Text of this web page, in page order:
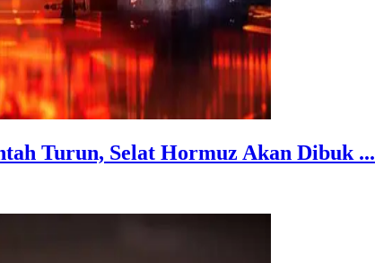
Turun, Selat Hormuz Akan Dibuk ...